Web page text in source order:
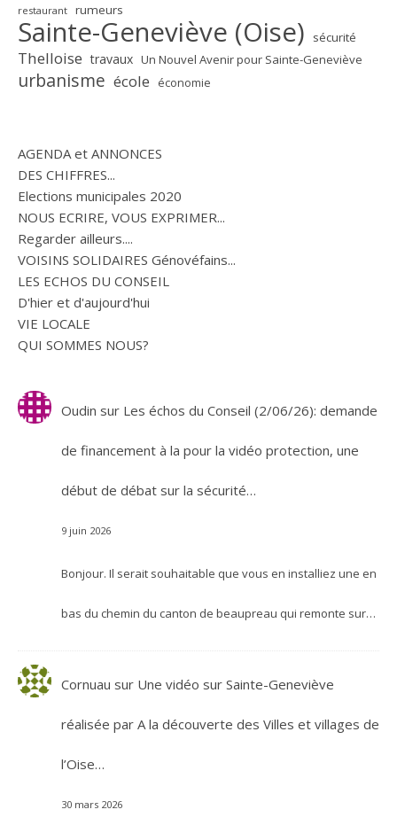
restaurant rumeurs
Sainte-Geneviève (Oise) sécurité
Thelloise travaux Un Nouvel Avenir pour Sainte-Geneviève
urbanisme école économie
AGENDA et ANNONCES
DES CHIFFRES...
Elections municipales 2020
NOUS ECRIRE, VOUS EXPRIMER...
Regarder ailleurs....
VOISINS SOLIDAIRES Génovéfains...
LES ECHOS DU CONSEIL
D'hier et d'aujourd'hui
VIE LOCALE
QUI SOMMES NOUS?
Oudin sur Les échos du Conseil (2/06/26): demande
de financement à la pour la vidéo protection, une
début de débat sur la sécurité…
9 juin 2026
Bonjour. Il serait souhaitable que vous en installiez une en
bas du chemin du canton de beaupreau qui remonte sur…
Cornuau sur Une vidéo sur Sainte-Geneviève
réalisée par A la découverte des Villes et villages de
l’Oise…
30 mars 2026